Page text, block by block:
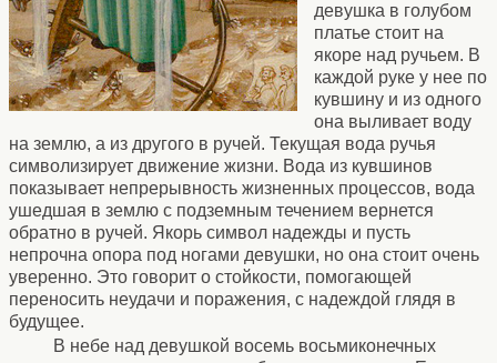
девушка в голубом
платье стоит на
якоре над ручьем. В
каждой руке у нее по
кувшину и из одного
она выливает воду
на землю, а из другого в ручей. Текущая вода ручья
символизирует движение жизни. Вода из кувшинов
показывает непрерывность жизненных процессов, вода
ушедшая в землю с подземным течением вернется
обратно в ручей. Якорь символ надежды и пусть
непрочна опора под ногами девушки, но она стоит очень
уверенно. Это говорит о стойкости, помогающей
переносить неудачи и поражения, с надеждой глядя в
будущее.
В небе над девушкой восемь восьмиконечных